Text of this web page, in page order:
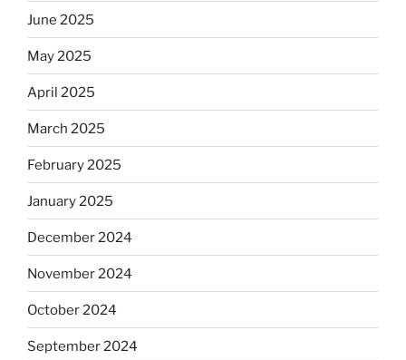
June 2025
May 2025
April 2025
March 2025
February 2025
January 2025
December 2024
November 2024
October 2024
September 2024